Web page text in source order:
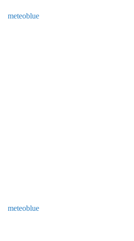
meteoblue
meteoblue